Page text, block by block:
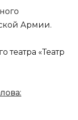
Армии.
театра «Театр